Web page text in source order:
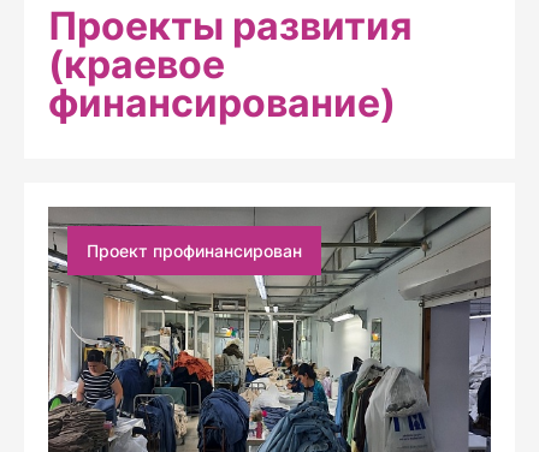
Проекты развития
(краевое
финансирование)
Проект профинансирован